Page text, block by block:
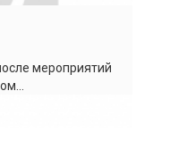
мероприятий